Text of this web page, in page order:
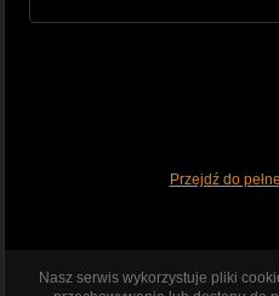
Przejdź do
Nasz serwis wykorzystuje pliki